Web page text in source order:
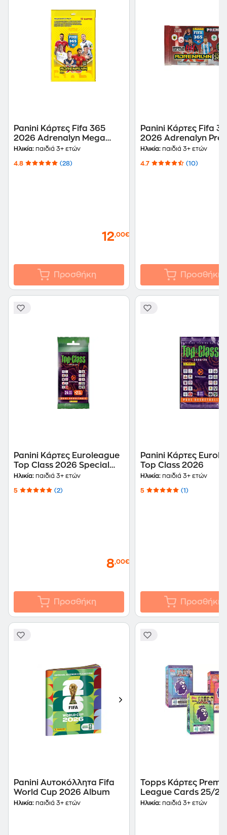
Panini Κάρτες Fifa 365
2026 Adrenalyn Mega
Starter Pack
Ηλικία: παιδιά 3+ ετών
4.8 (28)
12,00€
Προσθήκη
Panini Κάρτες Fifa
2026 Adrenalyn
(PA.KA.FI.326)
Ηλικία: παιδιά 3+ ετών
4.7 (10)
Προσθήκη
Panini Κάρτες Euroleague
Top Class 2026 Special
Pack
Ηλικία: παιδιά 3+ ετών
5 (2)
8,00€
Προσθήκη
Panini Κάρτες
Top Class 2026
Ηλικία: παιδιά 3+ ετών
5 (1)
Προσθήκη
Panini Αυτοκόλλητα Fifa
World Cup 2026 Album
Ηλικία: παιδιά 3+ ετών
Topps Κάρτες
League Cards 25/26
Tin - Τυχαία Επιλογή
Ηλικία: παιδιά 3+ ετών